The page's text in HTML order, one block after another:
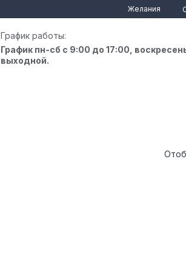
Желания
График работы:
График пн-сб с 9:00 до 17:00,
выходной.